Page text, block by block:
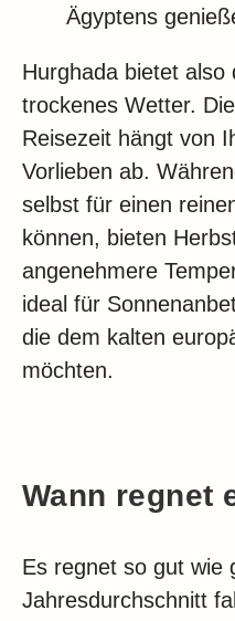
Ägyptens
Hurghada bietet also
trockenes Wetter.
Reisezeit hängt von
Vorlieben ab.
selbst für einen
können, bieten
angenehmere
ideal für
die dem kalten
möchten.
Wann regnet
Es regnet so gut wie
Jahresdurchschnitt